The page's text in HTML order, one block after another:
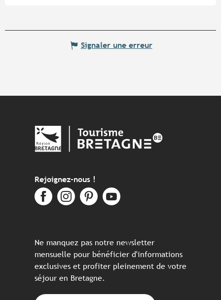
Signaler une erreur
Rejoignez-nous !
Ne manquez pas notre newsletter
mensuelle pour bénéficier d'informations
exclusives et profiter pleinement de votre
séjour en Bretagne.